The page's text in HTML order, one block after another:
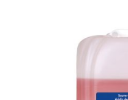
Bildergalerie